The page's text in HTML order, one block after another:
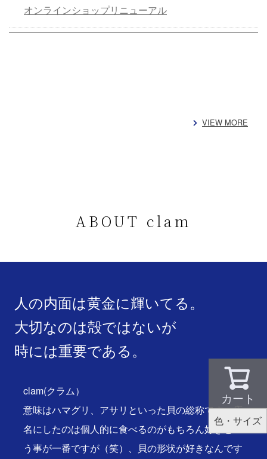
カート
色・サイズ
オンラインショップリニューアル
VIEW MORE
ABOUT clam
人の内面は黄金に輝いてる。
大切なのは殻ではないが
時には重要である。
clam(クラム）
意味はハマグリ、アサリといった貝の総称です。店
名にしたのは個人的に食べるのがもちろん好きとい
う事が一番ですが（笑）、貝の形状が好きなんです